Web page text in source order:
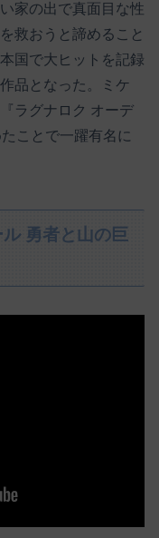
家の出で真面目な性
救おうと諦めること
国で大ヒットを記録
品となった。ミケ
ラグナロク オーデ
ことで一躍有名に
勇者と山の巨